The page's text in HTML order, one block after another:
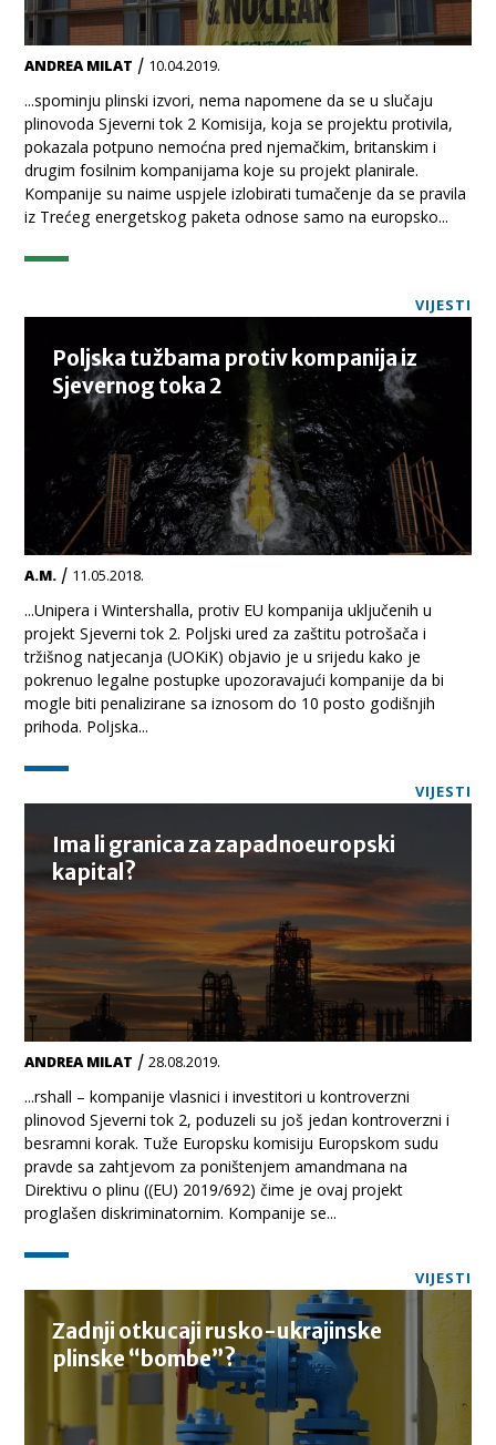
ANDREA MILAT / 10.04.2019.
...spominju plinski izvori, nema napomene da se u slučaju
plinovoda Sjeverni tok 2 Komisija, koja se projektu protivila,
pokazala potpuno nemoćna pred njemačkim, britanskim i
drugim fosilnim kompanijama koje su projekt planirale.
Kompanije su naime uspjele izlobirati tumačenje da se pravila
iz Trećeg energetskog paketa odnose samo na europsko...
VIJESTI
Poljska tužbama protiv kompanija iz
Sjevernog toka 2
A.M. / 11.05.2018.
...Unipera i Wintershalla, protiv EU kompanija uključenih u
projekt Sjeverni tok 2. Poljski ured za zaštitu potrošača i
tržišnog natjecanja (UOKiK) objavio je u srijedu kako je
pokrenuo legalne postupke upozoravajući kompanije da bi
mogle biti penalizirane sa iznosom do 10 posto godišnjih
prihoda. Poljska...
VIJESTI
Ima li granica za zapadnoeuropski
kapital?
ANDREA MILAT /28.08.2019.
...rshall – kompanije vlasnici i investitori u kontroverzni
plinovod Sjeverni tok 2, poduzeli su još jedan kontroverzni i
besramni korak. Tuže Europsku komisiju Europskom sudu
pravde sa zahtjevom za poništenjem amandmana na
Direktivu o plinu ((EU) 2019/692) čime je ovaj projekt
proglašen diskriminatornim. Kompanije se...
VIJESTI
Zadnji otkucaji rusko-ukrajinske
plinske “bombe”?